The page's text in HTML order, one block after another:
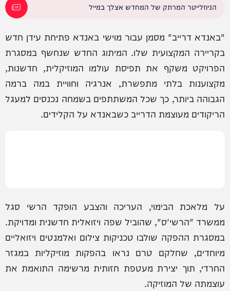
הניוזלייטר המרתק של המחדש אצלך במייל
"באנדא דרייב" מסמן עבור מוישי באנדא פתיחת עידן חדש
בקריירה המקצועית שלו. המיתוג החדש שנחשף במסגרת
הפרויקט משקף את תפיסת עולמו המוזיקלית, חדשנות,
מקצוענות בלתי מתפשרת, אנרגיה וחוויית במה ברמה
הגבוהה ביותר, כך שכל המשתתפים בשמחה נכנסים למעגל
הריקודים מעוצמת הדרייב כשבאנדא על הקלידים.
על מלאכת הבימוי, העריכה והצבע הופקד הרשי סגל
ממשרד "הרשי'ס", שהוביל שפה ויזואלית חדשנית ומדויקת.
במסגרת ההפקה שולבו טכניקות צילום ואלמנטים ויזואליים
מיוחדים, שחלקם טרם נראו בהפקות מוזיקליות במגזר
החרדי, תוך יצירת מעטפת חזותית מרשימה התואמת את
עוצמתה של המוזיקה.